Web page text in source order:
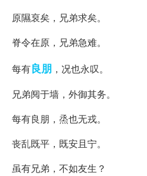
原隰裒矣，兄弟求矣。
脊令在原，兄弟急难。
每有良朋 ，况也永叹。
兄弟阋于墙，外御其务。
每有良朋，烝也无戎。
丧乱既平，既安且宁。
虽有兄弟，不如友生？